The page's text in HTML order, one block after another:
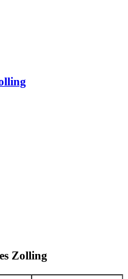
Zolling